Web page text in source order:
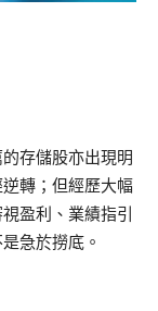
存儲股亦出現明
轉；但經歷大幅
盈利、業績指引
急於撈底。